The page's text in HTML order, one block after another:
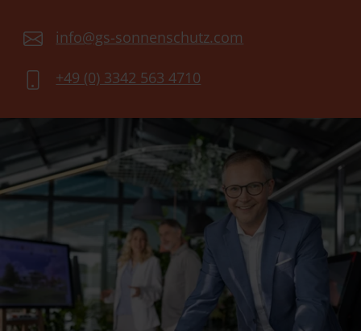
info@gs-sonnenschutz.com
+49 (0) 3342 563 4710